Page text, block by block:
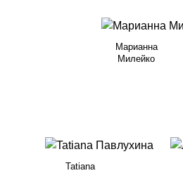
Марианна
Милейко
Tatiana